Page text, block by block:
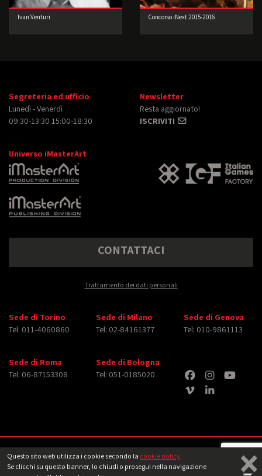
Questo sito web utilizza i cookie secondo la cookie policy.
Se clicchi su questo banner, lo chiudi o prosegui nella navigazione
×
Ivan Venturi Concorso iNext 2015-2016
Segreteria ed ufficio
Lunedì - Venerdì
09:30-13:30 15:00-18:30
Newsletter
Resta aggiornato!
ISCRIVITI
Universo iMasterArt
CONTATTACI
Trattamento dei dati personali
Sede di Torino
Tel: 011-4060860
Sede di Milano
Tel: 02-84161377
Sede di Genova
Tel: 010-9861113
Sede di Roma
Tel: 06-87153308
Sede di Bologna
Tel: 051-0185020
Copyright © 2026 iMasterArt S.r.l. ‐ All rights reserved. Tutti i diritti relativi ad
immagini e video pubblicati sono dei rispettiviaventi diritto Note legali